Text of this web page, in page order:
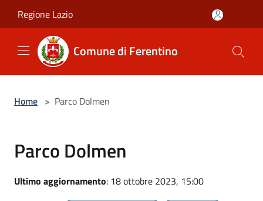
Regione Lazio
Comune di Ferentino
Home > Parco Dolmen
Parco Dolmen
Ultimo aggiornamento: 18 ottobre 2023, 15:00